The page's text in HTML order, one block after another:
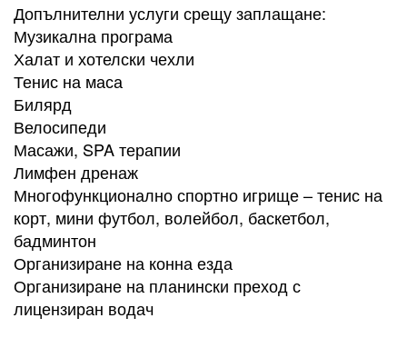
Допълнителни услуги срещу заплащане:
Музикална програма
Халат и хотелски чехли
Тенис на маса
Билярд
Велосипеди
Масажи, SPA терапии
Лимфен дренаж
Многофункционално спортно игрище – тенис на
корт, мини футбол, волейбол, баскетбол,
бадминтон
Организиране на конна езда
Организиране на планински преход с
лицензиран водач